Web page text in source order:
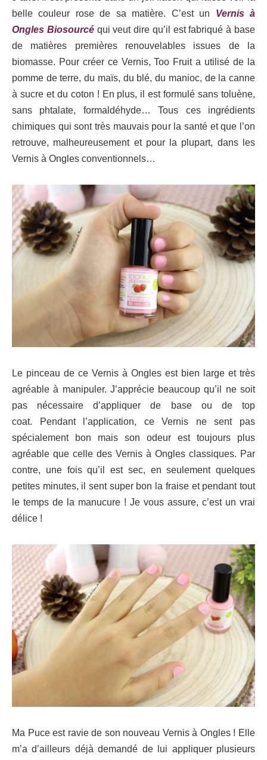
belle couleur rose de sa matière. C’est un Vernis à
Ongles Biosourcéqui veut dire qu’il est fabriqué à base
de matières premières renouvelables issues de la
biomasse. Pour créer ce Vernis, Too Fruit a utilisé de la
pomme de terre, du maïs, du blé, du manioc, de la canne
à sucre et du coton ! En plus, il est formulé sans toluène,
sans phtalate, formaldéhyde… Tous ces ingrédients
chimiques qui sont très mauvais pour la santé et que l’on
retrouve, malheureusement et pour la plupart, dans les
Vernis à Ongles conventionnels…
Le pinceau de ce Vernis à Ongles est bien large et très
agréable à manipuler. J’apprécie beaucoup qu’il ne soit
pas nécessaire d’appliquer de base ou de top
coat.
Pendant l’application, ce Vernis ne sent pas
spécialement bon mais son odeur est toujours plus
agréable que celle des Vernis à Ongles classiques. Par
contre, une fois qu’il est sec, en seulement quelques
petites minutes, il sent super bon la fraise et pendant tout
le temps de la manucure ! Je vous assure, c’est un vrai
délice !
Ma Puce est ravie de son nouveau Vernis à Ongles ! Elle
m’a d’ailleurs déjà demandé de lui appliquer plusieurs